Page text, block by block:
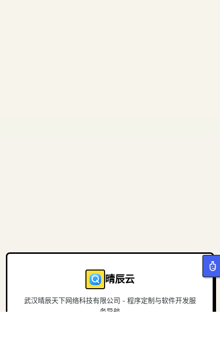
晴辰云
武汉晴辰天下网络科技有限公司 - 程序定制与软件开发服
务导航